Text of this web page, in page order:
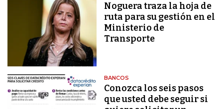
Noguera traza la hoja de
ruta para su gestión en el
Ministerio de
Transporte
BANCOS
Conozca los seis pasos
que usted debe seguir si